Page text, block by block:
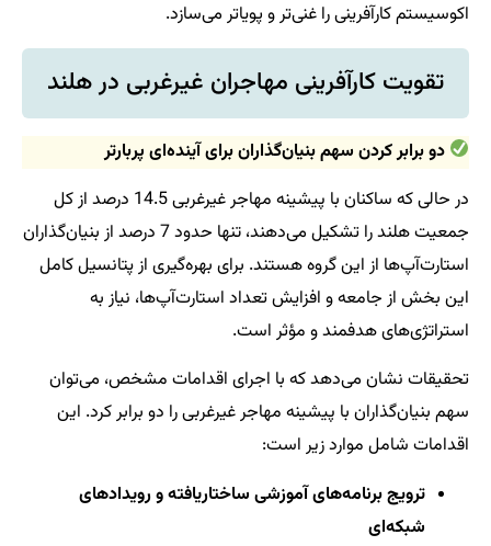
اکوسیستم کارآفرینی را غنی‌تر و پویاتر می‌سازد.
تقویت کارآفرینی مهاجران غیرغربی در هلند
دو برابر کردن سهم بنیان‌گذاران برای آینده‌ای پربارتر
در حالی که ساکنان با پیشینه مهاجر غیرغربی 14.5 درصد از کل
جمعیت هلند را تشکیل می‌دهند، تنها حدود 7 درصد از بنیان‌گذاران
استارت‌آپ‌ها از این گروه هستند. برای بهره‌گیری از پتانسیل کامل
این بخش از جامعه و افزایش تعداد استارت‌آپ‌ها، نیاز به
استراتژی‌های هدفمند و مؤثر است.
تحقیقات نشان می‌دهد که با اجرای اقدامات مشخص، می‌توان
سهم بنیان‌گذاران با پیشینه مهاجر غیرغربی را دو برابر کرد. این
اقدامات شامل موارد زیر است:
ترویج برنامه‌های آموزشی ساختاریافته و رویدادهای
شبکه‌ای